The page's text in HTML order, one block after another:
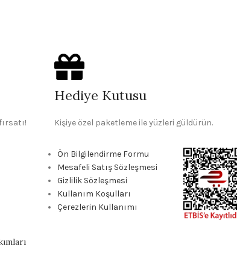
Hediye Kutusu
Kişiye özel paketleme ile yüzleri güldürün.
Ön Bilgilendirme Formu
Mesafeli Satış Sözleşmesi
Gizlilik Sözleşmesi
Kullanım Koşulları
Çerezlerin Kullanımı